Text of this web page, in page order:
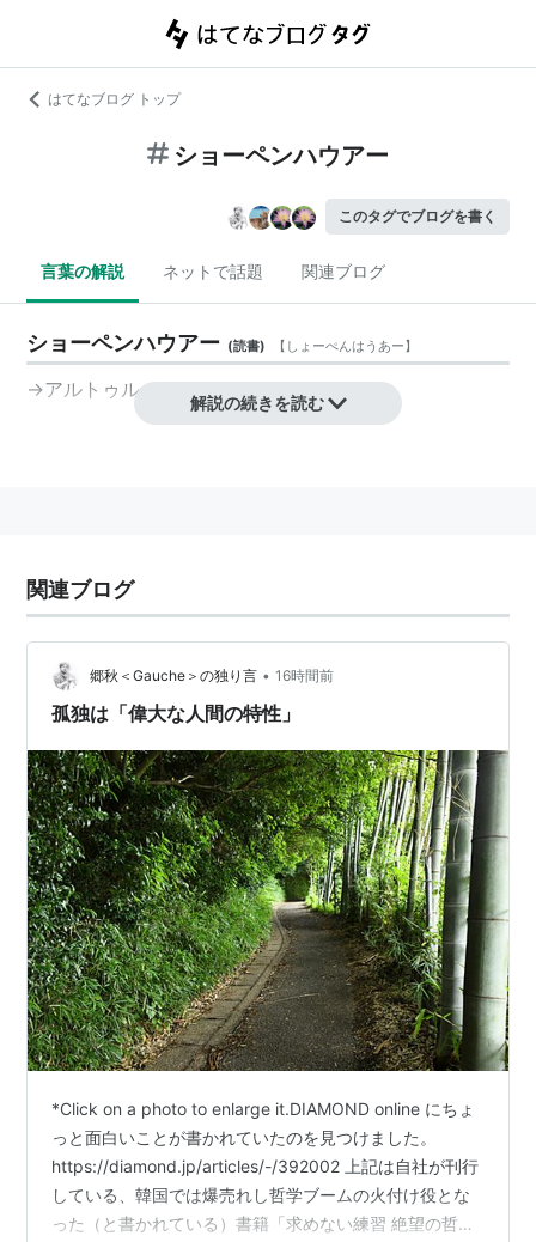
はてなブログ トップ
ショーペンハウアー
このタグでブログを書く
言葉の解説 ネットで話題 関連ブログ
ショーペンハウアー (読書) 【 しょーぺんはうあー】
→アルトゥル・ショーペンハウアー
解説の続きを読む
関連ブログ
郷秋＜Gauche＞の独り言 • 16時間前
孤独は「偉大な人間の特性」
*Click on a photo to enlarge it.DIAMOND online にちょ
っと面白いことが書かれていたのを見つけました。
https://diamond.jp/articles/-/392002 上記は自社が刊行
している、韓国では爆売れし哲学ブームの火付け役とな
った（と書かれている）書籍「求めない練習 絶望の哲学